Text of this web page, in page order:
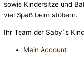
sowie Kindersitze und
viel Spaß beim stöbern.
Ihr Team der Saby´s
Mein Account